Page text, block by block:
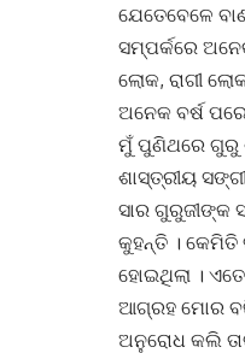
ଯେତେବେଳେ
ସମ୍ପର୍କରେ
ଲୋକ, ରାଗୀ
ଅନେକ ବର୍ଷ
ମୁଁ ପୁଣିଥରେ ଗୁରୁ
ଶାସ୍ତ୍ରୀୟ
ସାର ଗୁରୁଜୀଙ୍କ
କୁହନ୍ତି ।
ହୋଇଥିଲା ।
ଆଗ୍ରହ ମୋର
ଅନୁରୋଧ କଲି